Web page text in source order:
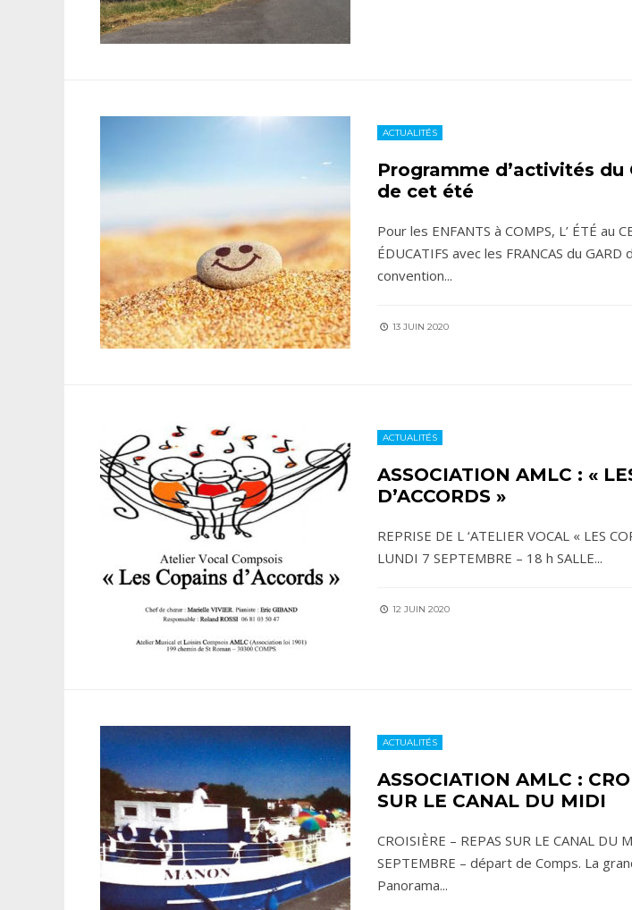
ACTUALITÉS
Programme d’activités du
de cet été
Pour les ENFANTS à COMPS, L’ ÉTÉ au
ÉDUCATIFS avec les FRANCAS du GARD
convention...
13 JUIN 2020
ACTUALITÉS
ASSOCIATION AMLC : «
D’ACCORDS »
REPRISE DE L ‘ATELIER VOCAL « LES
LUNDI 7 SEPTEMBRE – 18 h SALLE...
12 JUIN 2020
ACTUALITÉS
ASSOCIATION AMLC :
SUR LE CANAL DU MIDI
CROISIÈRE – REPAS SUR LE CANAL DU
SEPTEMBRE – départ de Comps. La
Panorama...